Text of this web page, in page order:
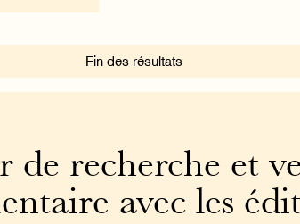
Fin des résultats
de recherche et
avec les